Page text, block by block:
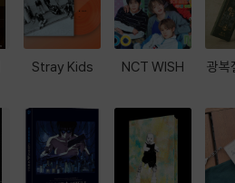
Stray Kids NCT WISH 광복